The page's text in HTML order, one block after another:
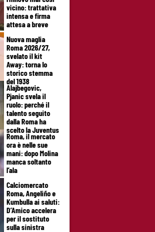
vicino: trattativa
intensa e firma
attesa a breve
Nuova maglia
Roma 2026/27,
svelato il kit
Away: torna lo
storico stemma
del 1938
Alajbegovic,
Pjanic svela il
ruolo: perché il
talento seguito
dalla Roma ha
scelto la Juventus
Roma, il mercato
ora è nelle sue
mani: dopo Molina
manca soltanto
l’ala
Calciomercato
Roma, Angeliño e
Kumbulla ai saluti:
D’Amico accelera
per il sostituto
sulla sinistra